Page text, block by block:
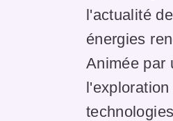
l'actualité
énergies
Animée par